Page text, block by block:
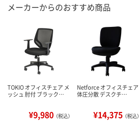
メーカーからのおすすめ商品
TOKIO オフィスチェア メ
ッシュ 肘付 ブラック…
¥9,980 （税込）
Netforce オフィスチェア
体圧分散 デスクチ…
¥14,375 （税込）